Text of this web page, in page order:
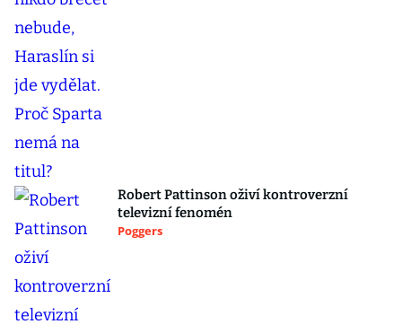
Robert Pattinson oživí kontroverzní
televizní fenomén
Poggers